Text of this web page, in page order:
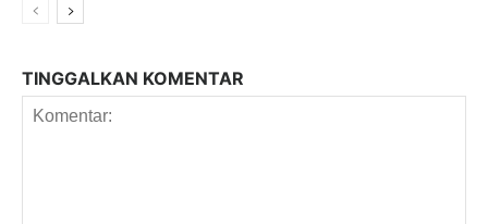
TINGGALKAN KOMENTAR